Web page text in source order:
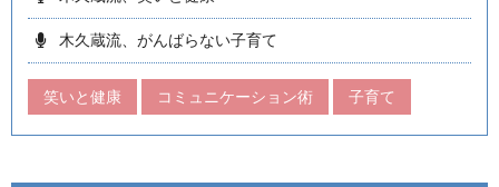
木久蔵流、がんばらない子育て
笑いと健康 コミュニケーション術 子育て